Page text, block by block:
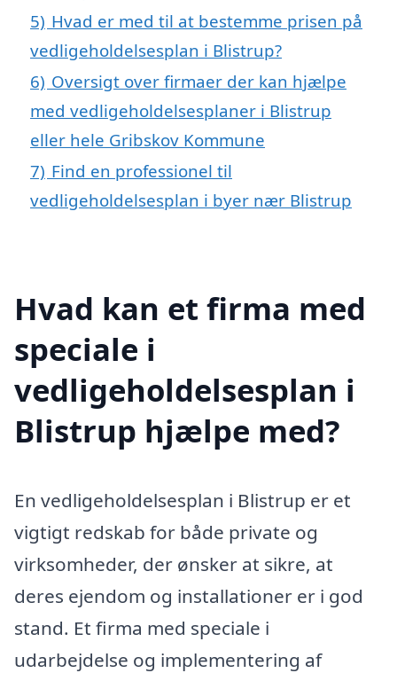
5) Hvad er med til at bestemme prisen på
vedligeholdelsesplan i Blistrup?
6) Oversigt over firmaer der kan hjælpe
med vedligeholdelsesplaner i Blistrup
eller hele Gribskov Kommune
7) Find en professionel til
vedligeholdelsesplan i byer nær Blistrup
Hvad kan et firma med
speciale i
vedligeholdelsesplan i
Blistrup hjælpe med?
En vedligeholdelsesplan i Blistrup er et
vigtigt redskab for både private og
virksomheder, der ønsker at sikre, at
deres ejendom og installationer er i god
stand. Et firma med speciale i
udarbejdelse og implementering af